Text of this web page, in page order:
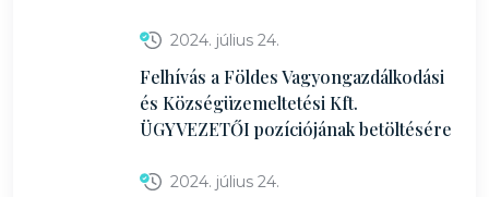
2024. július 24.
Felhívás a Földes Vagyongazdálkodási
és Községüzemeltetési Kft.
ÜGYVEZETŐI pozíciójának betöltésére
2024. július 24.